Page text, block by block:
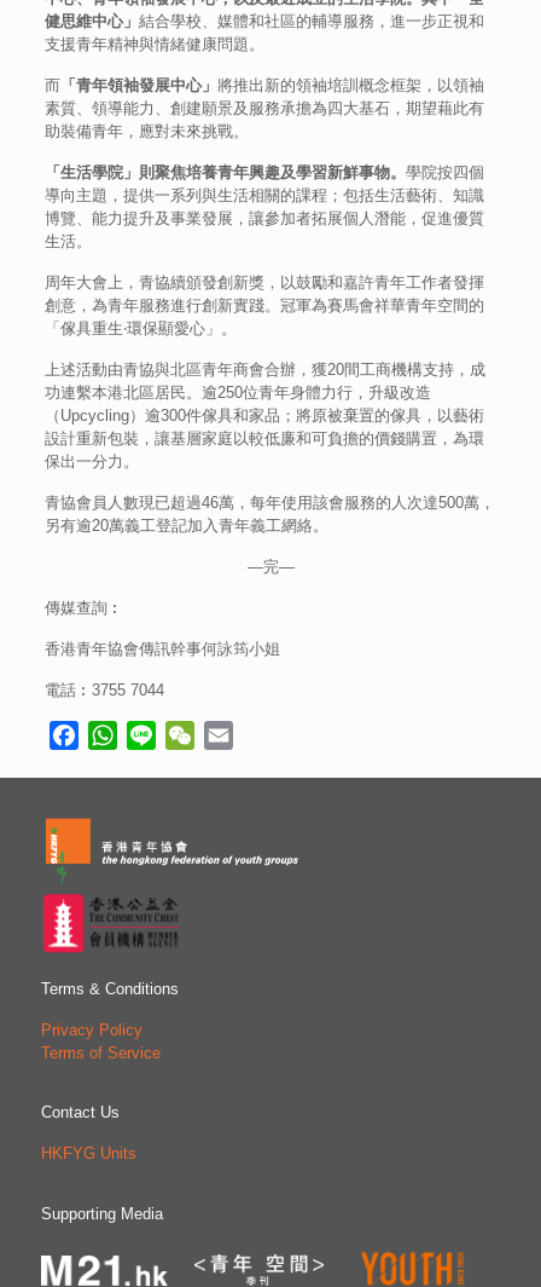
健思維中心」結合學校、媒體和社區的輔導服務，進一步正視和
支援青年精神與情緒健康問題。
而 「青年領袖發展中心」 將推出新的領袖培訓概念框架，以領袖
素質、領導能力、創建願景及服務承擔為四大基石，期望藉此有
助裝備青年，應對未來挑戰。
「生活學院」則聚焦培養青年興趣及學習新鮮事物。學院按四個
導向主題，提供一系列與生活相關的課程；包括生活藝術、知識
博覽、能力提升及事業發展，讓參加者拓展個人潛能，促進優質
生活。
周年大會上，青協續頒發創新獎，以鼓勵和嘉許青年工作者發揮
創意，為青年服務進行創新實踐。冠軍為賽馬會祥華青年空間的
「傢具重生‧環保顯愛心」。
上述活動由青協與北區青年商會合辦，獲20間工商機構支持，成
功連繫本港北區居民。逾250位青年身體力行，升級改造
（Upcycling）逾300件傢具和家品；將原被棄置的傢具，以藝術
設計重新包裝，讓基層家庭以較低廉和可負擔的價錢購置，為環
保出一分力。
青協會員人數現已超過46萬，每年使用該會服務的人次達500萬，
另有逾20萬義工登記加入青年義工網絡。
—完—
傳媒查詢︰
香港青年協會傳訊幹事何詠筠小姐
電話︰3755 7044
FacebookWhatsApp
Line WeChat
Terms & Conditions
Privacy Policy
Terms of Service
Contact Us
HKFYG Units
Supporting Media